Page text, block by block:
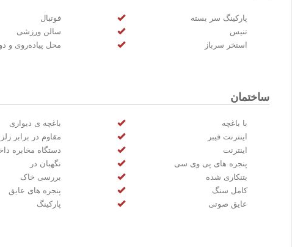
فوتبال
پارکینگ سر بسته
سالن ورزشی
تنيس
محل پیاده‌روی و
استخر سرباز
ساختمان
باغچه ی دیواری
با باغچه
مقاوم در برابر
اینترنت فیبر
دستگاه مخابره
اینترنت
نگهبان در
پنجره های پی وی سی
بررسی خاک
بتنکاری شده
پنجره های عایق
کامل سنگ
پارکینگ
عایق صوتی